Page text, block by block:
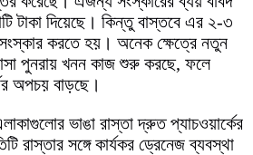
টাকা দিয়েছে। কিন্তু বাস্তবে এর ২-৩
করতে হয়। অনেক ক্ষেত্রে নতুন
পুনরায় খনন কাজ শুরু করছে, ফলে
অপচয় বাড়ছে।
ভাঙা রাস্তা দ্রুত প্যাচওয়ার্কের
রাস্তার সঙ্গে কার্যকর ড্রেনেজ ব্যবস্থা